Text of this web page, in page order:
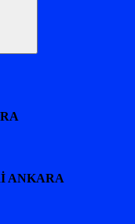
ANKARA